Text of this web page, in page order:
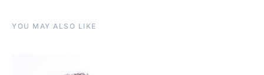
YOU MAY ALSO LIKE